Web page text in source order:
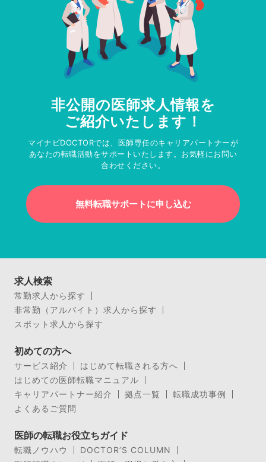
非公開の医師求人情報を
ご紹介いたします！
マイナビDOCTORでは、医師専任のキャリアパートナーが
あなたの転職活動をサポートいたします。お気軽にお問い
合わせください。
無料転職サポートに申し込む
求人検索
常勤求人から探す
非常勤（アルバイト）求人から探す
スポット求人から探す
初めての方へ
サービス紹介
はじめて転職される方へ
はじめての医師転職マニュアル
キャリアパートナー紹介
拠点一覧
転職成功事例
よくあるご質問
医師の転職お役立ちガイド
転職ノウハウ
DOCTOR’S COLUMN